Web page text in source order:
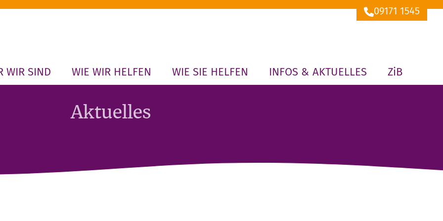
09171 1545
WIR SIND WIE WIR HELFEN WIE SIE HELFEN INFOS & AKTUELLES ZiB
Aktuelles